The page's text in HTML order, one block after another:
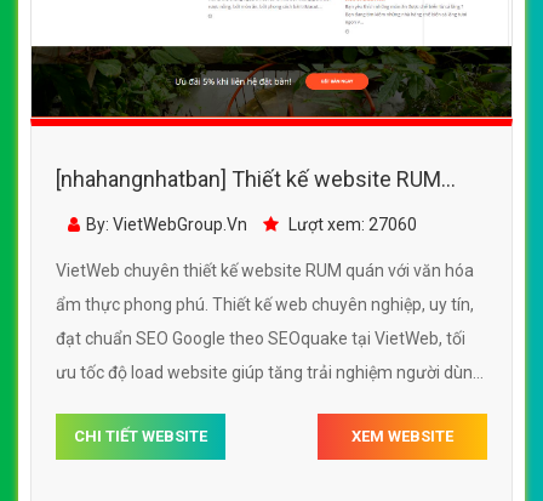
[nhahangnhatban] Thiết kế website RUM
quán đẹp, chuyên nghiệp chuẩn SEO
By: VietWebGroup.Vn Lượt xem: 27060
VietWeb chuyên thiết kế website RUM quán với văn hóa
ẩm thực phong phú. Thiết kế web chuyên nghiệp, uy tín,
đạt chuẩn SEO Google theo SEOquake tại VietWeb, tối
ưu tốc độ load website giúp tăng trải nghiệm người dùng
CHI TIẾT WEBSITE XEM WEBSITE